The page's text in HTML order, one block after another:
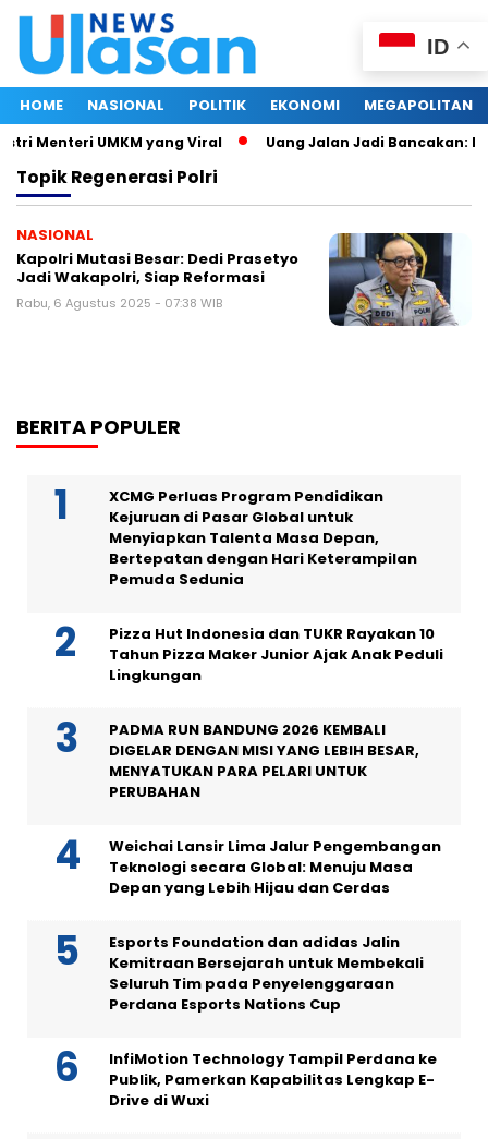
HOME NASIONAL POLITIK EKONOMI MEGAPOLITAN
Menteri UMKM yang Viral Uang Jalan Jadi Bancakan:
TopikRegenerasi Polri
NASIONAL
Kapolri Mutasi Besar: Dedi Prasetyo
Jadi Wakapolri, Siap Reformasi
Rabu, 6 Agustus 2025 - 07:38 WIB
BERITA POPULER
XCMG Perluas Program Pendidikan
Kejuruan di Pasar Global untuk
Menyiapkan Talenta Masa Depan,
Bertepatan dengan Hari Keterampilan
Pemuda Sedunia
Pizza Hut Indonesia dan TUKR Rayakan 10
Tahun Pizza Maker Junior Ajak Anak Peduli
Lingkungan
PADMA RUN BANDUNG 2026 KEMBALI
DIGELAR DENGAN MISI YANG LEBIH BESAR,
MENYATUKAN PARA PELARI UNTUK
PERUBAHAN
Weichai Lansir Lima Jalur Pengembangan
Teknologi secara Global: Menuju Masa
Depan yang Lebih Hijau dan Cerdas
Esports Foundation dan adidas Jalin
Kemitraan Bersejarah untuk Membekali
Seluruh Tim pada Penyelenggaraan
Perdana Esports Nations Cup
InfiMotion Technology Tampil Perdana ke
Publik, Pamerkan Kapabilitas Lengkap E-
Drive di Wuxi
ID